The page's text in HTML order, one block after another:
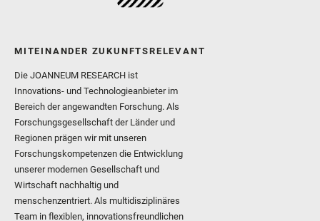
MITEINANDER ZUKUNFTSRELEVANT
Die JOANNEUM RESEARCH ist
Innovations- und Technologieanbieter im
Bereich der angewandten Forschung. Als
Forschungsgesellschaft der Länder und
Regionen prägen wir mit unseren
Forschungskompetenzen die Entwicklung
unserer modernen Gesellschaft und
Wirtschaft nachhaltig und
menschenzentriert. Als multidisziplinäres
Team in flexiblen, innovationsfreundlichen